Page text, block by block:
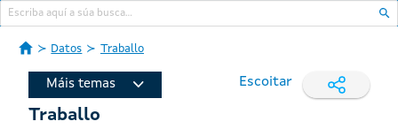
Datos Traballo
Máis temas Escoitar
Traballo